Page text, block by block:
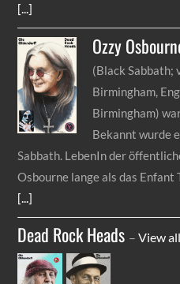
[...]
Ozzy
(Black Sabbath;
Birmingham,
Birmingham)
Bekannt wurde
Sabbath. LebenIn der
Osbourne lange als das Enfant
[...]
Dead Rock Heads –View all